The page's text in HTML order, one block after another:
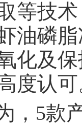
等技
油磷
化及
度认
，5款